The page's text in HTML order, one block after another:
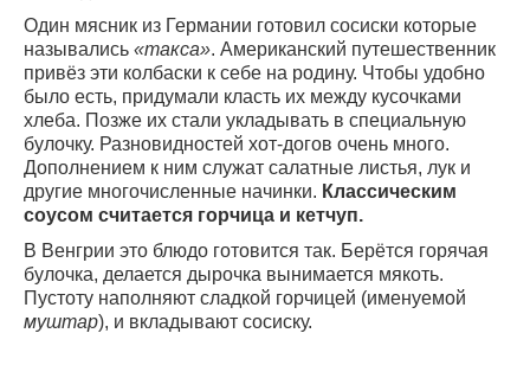
Один мясник из Германии готовил сосиски которые
назывались «такса». Американский путешественник
привёз эти колбаски к себе на родину. Чтобы удобно
было есть, придумали класть их между кусочками
хлеба. Позже их стали укладывать в специальную
булочку. Разновидностей хот-догов очень много.
Дополнением к ним служат салатные листья, лук и
другие многочисленные начинки. Классическим
соусом считается горчица и кетчуп.
В Венгрии это блюдо готовится так. Берётся горячая
булочка, делается дырочка вынимается мякоть.
Пустоту наполняют сладкой горчицей (именуемой
муштар), и вкладывают сосиску.